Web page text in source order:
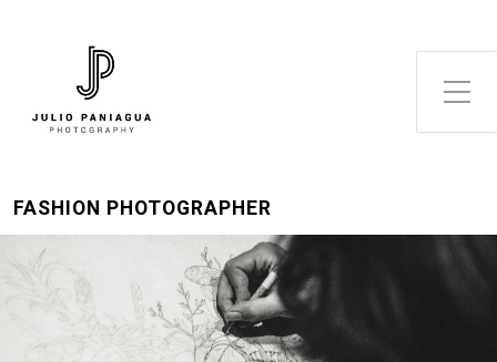
Alternar el menú lateral
FASHION PHOTOGRAPHER